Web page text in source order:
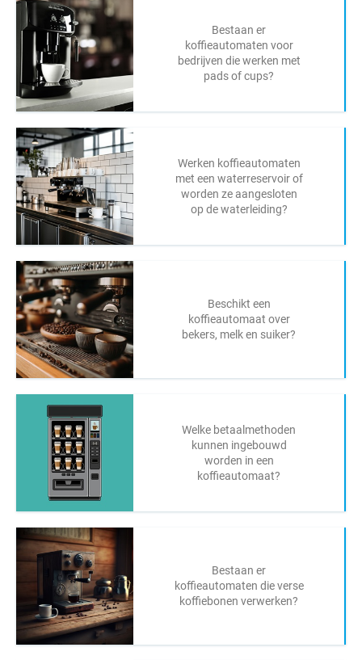
Bestaan er
koffieautomaten voor
bedrijven die werken met
pads of cups?
Werken koffieautomaten
met een waterreservoir of
worden ze aangesloten
op de waterleiding?
Beschikt een
koffieautomaat over
bekers, melk en suiker?
Welke betaalmethoden
kunnen ingebouwd
worden in een
koffieautomaat?
Bestaan er
koffieautomaten die verse
koffiebonen verwerken?